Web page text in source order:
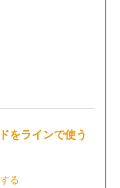
をラインで使う
る